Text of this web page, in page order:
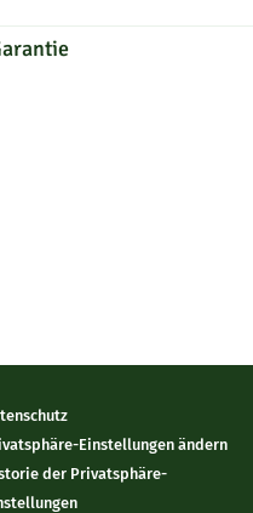
Einstellungen ändern
der Privatsphäre-